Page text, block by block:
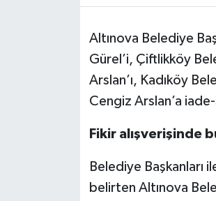
Altınova Belediye
Gürel’i, Çiftlikköy
Arslan’ı, Kadıköy
Cengiz Arslan’a
Fikir alışverişinde
Belediye Başkanları
belirten Altınova